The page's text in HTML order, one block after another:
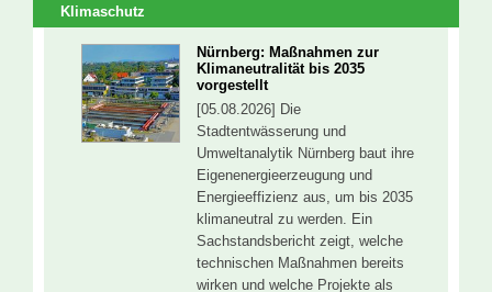
Klimaschutz
Nürnberg: Maßnahmen zur
Klimaneutralität bis 2035
vorgestellt
[05.08.2026] Die
Stadtentwässerung und
Umweltanalytik Nürnberg baut ihre
Eigenenergieerzeugung und
Energieeffizienz aus, um bis 2035
klimaneutral zu werden. Ein
Sachstandsbericht zeigt, welche
technischen Maßnahmen bereits
wirken und welche Projekte als